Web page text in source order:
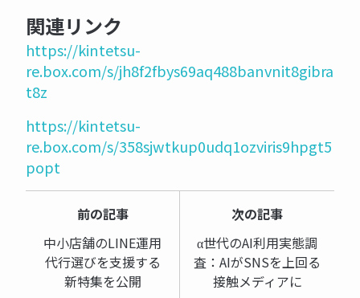
関連リンク
https://kintetsu-
re.box.com/s/jh8f2fbys69aq488banvnit8gibra
t8z
https://kintetsu-
re.box.com/s/358sjwtkup0udq1ozviris9hpgt5
popt
前の記事
中小店舗のLINE運用
代行選びを支援する
新特集を公開
次の記事
α世代のAI利用実態調
査：AIがSNSを上回る
接触メディアに